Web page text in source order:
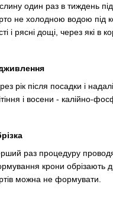
один раз в тиждень
не холодною водою під
і рясні дощі, через які
рік після посадки і
і восени - калійно-
раз процедуру
крони обрізають
можна не формувати.